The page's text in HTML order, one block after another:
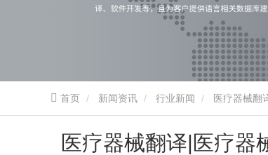
首页 新闻资讯 行业新闻 医疗器械翻
医疗器械翻译|医疗器